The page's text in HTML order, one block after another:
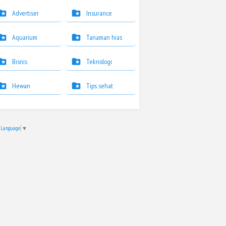
Advertiser
Aquarium
Bisnis
Hewan
Insurance
Tanaman hias
Teknologi
Tips sehat
Language ▼